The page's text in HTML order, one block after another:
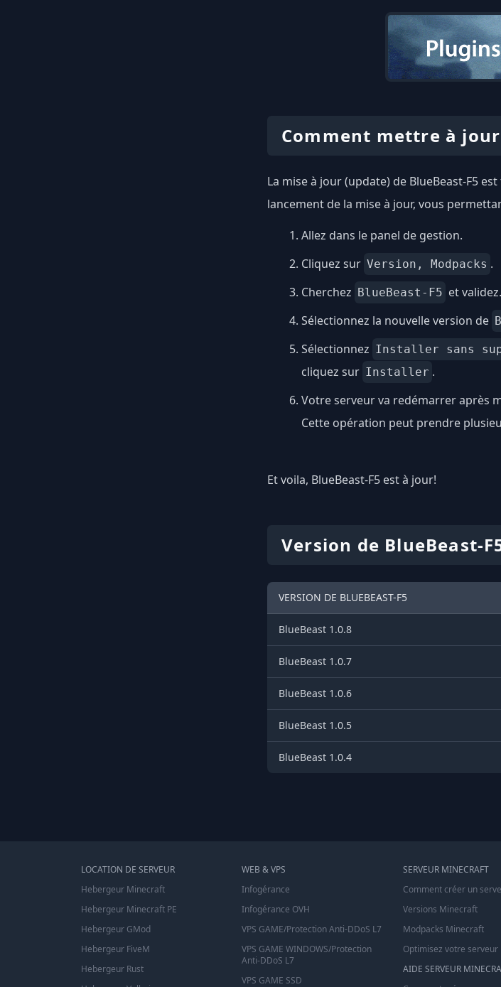
Comment mettre à jour
La mise à jour (update) de BlueBeast-F5
lancement de la mise à jour, vous
Allez dans le panel de gestion.
Cliquez sur Version, Modpacks .
Cherchez
BlueBeast-F5 et validez.
Sélectionnez la nouvelle version de
Sélectionnez Installer sans
cliquez sur Installer .
Votre serveur va redémarrer après
Cette opération peut prendre
Et voila, BlueBeast-F5 est à jour!
Version de BlueBeast-
VERSION DE BLUEBEAST-F5
BlueBeast 1.0.8
BlueBeast 1.0.7
BlueBeast 1.0.6
BlueBeast 1.0.5
BlueBeast 1.0.4
LOCATION DE SERVEUR
Hebergeur Minecraft
Hebergeur Minecraft PE
Hebergeur GMod
Hebergeur FiveM
Hebergeur Rust
WEB & VPS
Infogérance
Infogérance OVH
VPS GAME/Protection Anti-DDoS L7
VPS GAME WINDOWS/Protection
Anti-DDoS L7
VPS GAME SSD
SERVEUR MINECRAFT
Comment créer un
Versions Minecraft
Modpacks Minecraft
Optimisez votre
AIDE SERVEUR